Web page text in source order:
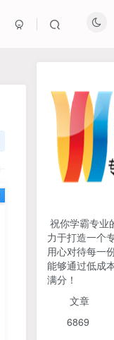
719人已阅读
初中《中学
TOP1
TOP2
祝你
祝你学霸专业
力于打造一个
用心对待每一
能够通过低成
满分！
文